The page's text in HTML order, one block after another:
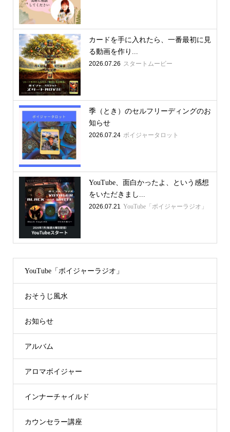
カードを手に入れたら、一番最初に見
る動画を作り...
2026.07.26 スタートムービー
季（とき）のセルフリーディングのお
知らせ
2026.07.24 ボイジャータロット
YouTube、面白かったよ、という感想
をいただきまし...
2026.07.21 YouTube「ボイジャーラジオ」
YouTube「ボイジャーラジオ」
おそうじ風水
お知らせ
アルバム
アロマボイジャー
インナーチャイルド
カウンセラー講座